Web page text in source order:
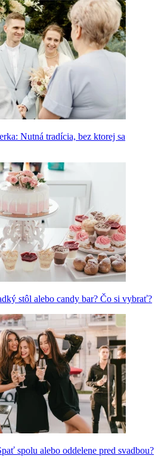
Nutná tradícia, bez ktorej sa
stôl alebo candy bar? Čo si vybrať?
spolu alebo oddelene pred svadbou?